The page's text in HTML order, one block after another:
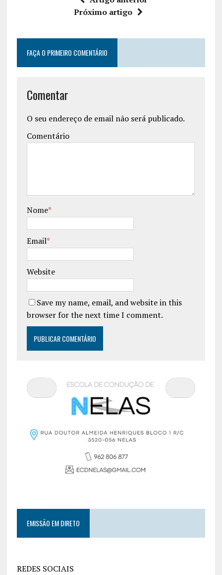
Próximo artigo
FAÇA O PRIMEIRO COMENTÁRIO
Comentar
O seu endereço de email não será publicado.
Comentário
Nome*
Email*
Website
Save my name, email, and website in this
browser for the next time I comment.
EMISSÃO EM DIRETO
REDES SOCIAIS